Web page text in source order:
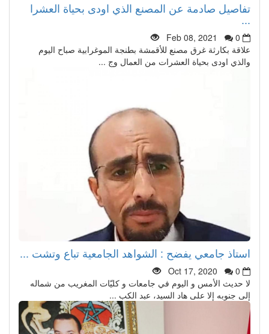
تفاصيل صادمة عن المصنع الذي اودى بحياة العشرا
Feb 08, 2021
0
علاقة بكارثة غرق مصنع للأقمشة بطنجة الموغرابية صباح اليوم
والذي اودى بحياة العشرات من العمال وج ...
استاذ جامعي يفضح : الشواهد الجامعية تباع وتشت ...
Oct 17, 2020
0
لا حديث الأمس و اليوم في جامعات و كليّات المغريب من شماله
إلى جنوبه إلا على هاد السيد، عبد الكب ...